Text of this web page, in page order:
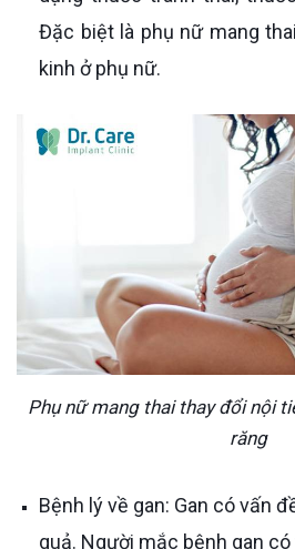
Đặc biệt là phụ nữ mang
kinh ở phụ nữ.
Phụ nữ mang thai thay đổi nội
răng
Bệnh lý về gan: Gan có vấn đề gây ra rất nhiều hậu
quả. Người mắc bệnh gan